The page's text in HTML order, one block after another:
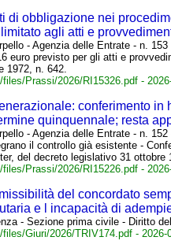
di obbligazione nei
agli atti e
- Agenzia delle Entrate - n.
euro previsto per gli atti e
1972, n. 642.
Prassi/2026/RI15326.pdf -
conferimento
quinquennale; resta
- Agenzia delle Entrate - n.
il controllo già esistente -
del decreto legislativo 31 ottobre
Prassi/2026/RI15226.pdf -
del concordato
e l incapacità di
- Sezione prima civile - Diritto
Giuri/2026/TRIV174.pdf - 2026-